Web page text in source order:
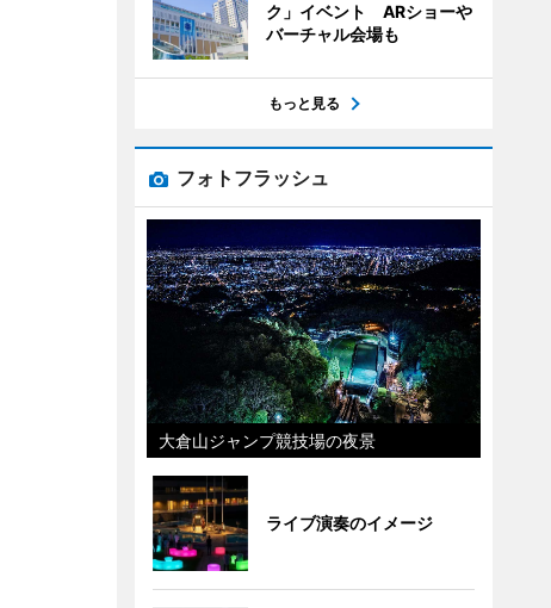
ク」イベント ARショーや
バーチャル会場も
もっと見る
フォトフラッシュ
大倉山ジャンプ競技場の夜景
ライブ演奏のイメージ